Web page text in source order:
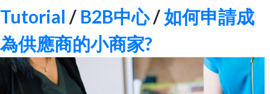
Tutorial / B2B中心/如何申請成
為供應商的小商家?